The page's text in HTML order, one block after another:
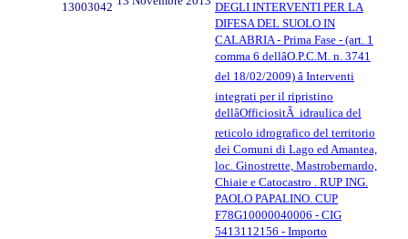
13003042
DEGLI INTERVENTI PER LA
DIFESA DEL SUOLO IN
CALABRIA - Prima Fase - (art. 1
comma 6 dellâO.P.C.M. n. 3741
del 18/02/2009) â Interventi
integrati per il ripristino
dellâOfficiositÃ idraulica del
reticolo idrografico del territorio
dei Comuni di Lago ed Amantea,
loc. Ginostrette, Mastrobernardo,
Chiaie e Catocastro . RUP ING.
PAOLO PAPALINO. CUP
F78G10000040006 - CIG
5413112156 - Importo